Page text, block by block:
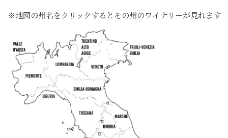
※地図の州名をクリックするとその州のワイナリーが見れます